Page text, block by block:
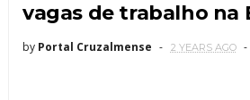
vagas de trabalho na
by Portal Cruzalmense 2 YEARS AGO